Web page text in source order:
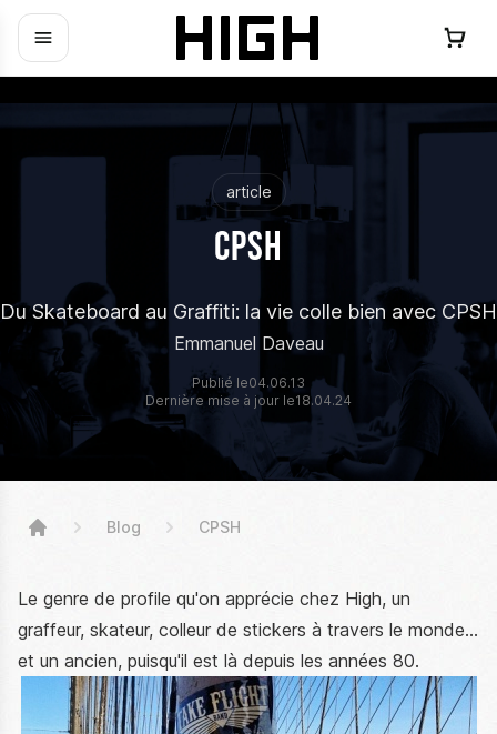
article
CPSH
Du Skateboard au Graffiti: la vie colle bien avec CPSH
Emmanuel Daveau
Publié le04.06.13
Dernière mise à jour le18.04.24
Blog CPSH
Le genre de profile qu'on apprécie chez High, un
graffeur, skateur, colleur de stickers à travers le monde...
et un ancien, puisqu'il est là depuis les années 80.